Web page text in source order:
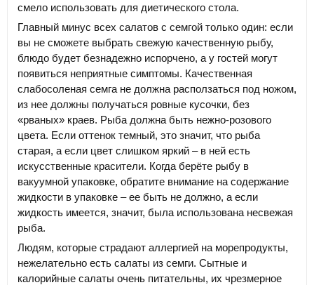
смело использовать для диетического стола.
Главный минус всех салатов с семгой только один: если
вы не сможете выбрать свежую качественную рыбу,
блюдо будет безнадежно испорчено, а у гостей могут
появиться неприятные симптомы. Качественная
слабосоленая семга не должна расползаться под ножом,
из нее должны получаться ровные кусочки, без
«рваных» краев. Рыба должна быть нежно-розового
цвета. Если оттенок темный, это значит, что рыба
старая, а если цвет слишком яркий – в ней есть
искусственные красители. Когда берёте рыбу в
вакуумной упаковке, обратите внимание на содержание
жидкости в упаковке – ее быть не должно, а если
жидкость имеется, значит, была использована несвежая
рыба.
Людям, которые страдают аллергией на морепродукты,
нежелательно есть салаты из семги. Сытные и
калорийные салаты очень питательны, их чрезмерное